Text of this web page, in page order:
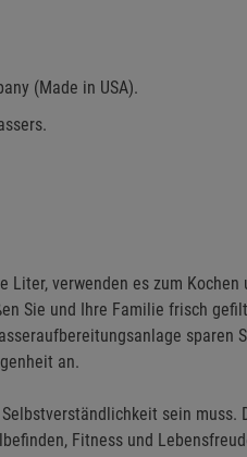
(Made in USA).
verwenden es zum Kochen
Sie und Ihre Familie frisch
sparen
an.
sein muss.
Fitness und